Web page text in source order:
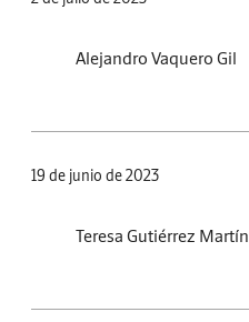
Alejandro Vaquero Gil
19 de junio de 2023
Teresa Gutiérrez Martín